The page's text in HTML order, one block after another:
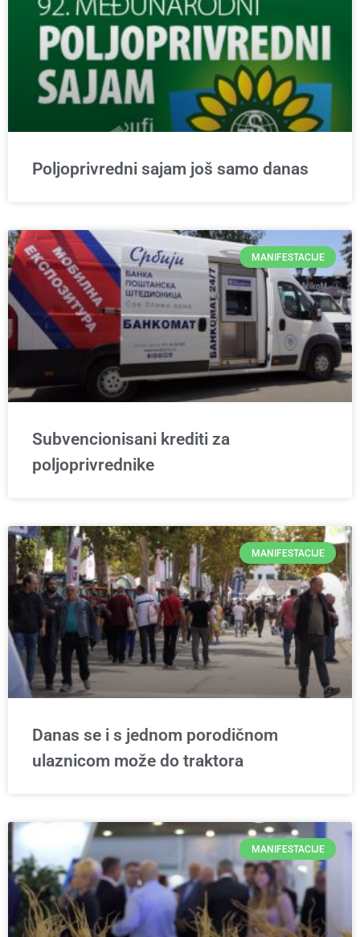
Poljoprivredni sajam još samo danas
MANIFESTACIJE
Subvencionisani krediti za
poljoprivrednike
MANIFESTACIJE
Danas se i s jednom porodičnom
ulaznicom može do traktora
MANIFESTACIJE